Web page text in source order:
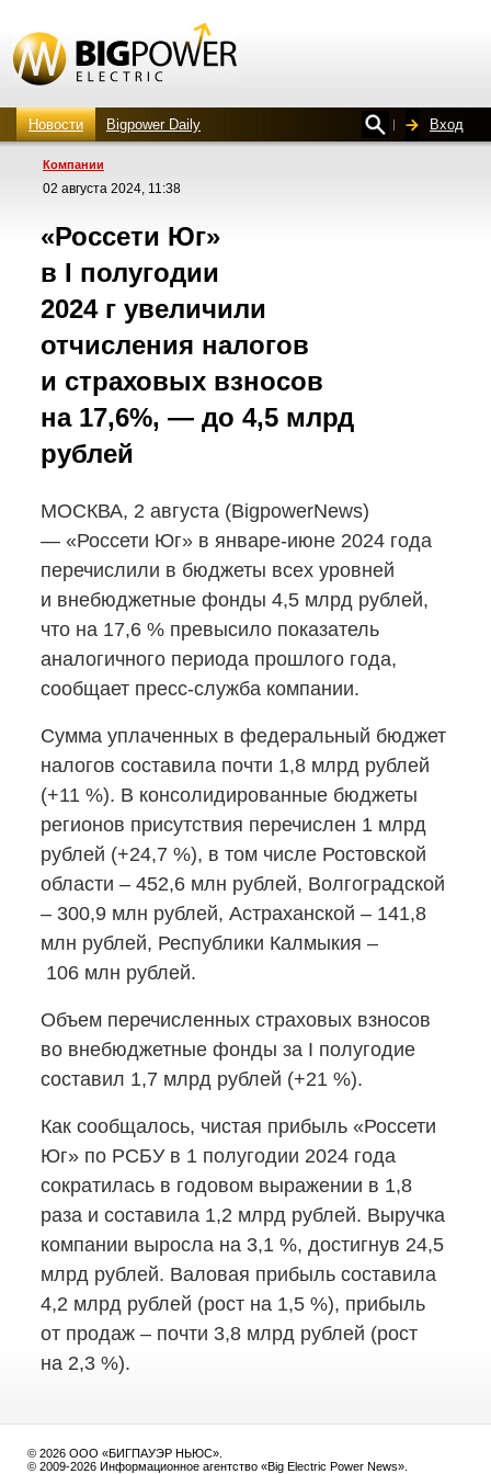
Новости Bigpower Daily Вход
Компании
02 августа 2024, 11:38
«Россети Юг»
в I полугодии
2024 г увеличили
отчисления налогов
и страховых взносов
на 17,6%, — до 4,5 млрд
рублей
МОСКВА, 2 августа (BigpowerNews)
— «Россети Юг» в январе-июне 2024 года
перечислили в бюджеты всех уровней
и внебюджетные фонды 4,5 млрд рублей,
что на 17,6 % превысило показатель
аналогичного периода прошлого года,
сообщает пресс-служба компании.
Сумма уплаченных в федеральный бюджет
налогов составила почти 1,8 млрд рублей
(+11 %). В консолидированные бюджеты
регионов присутствия перечислен 1 млрд
рублей (+24,7 %), в том числе Ростовской
области – 452,6 млн рублей, Волгоградской
– 300,9 млн рублей, Астраханской – 141,8
млн рублей, Республики Калмыкия –
106 млн рублей.
Объем перечисленных страховых взносов
во внебюджетные фонды за I полугодие
составил 1,7 млрд рублей (+21 %).
Как сообщалось, чистая прибыль «Россети
Юг» по РСБУ в 1 полугодии 2024 года
сократилась в годовом выражении в 1,8
раза и составила 1,2 млрд рублей. Выручка
компании выросла на 3,1 %, достигнув 24,5
млрд рублей. Валовая прибыль составила
4,2 млрд рублей (рост на 1,5 %), прибыль
от продаж – почти 3,8 млрд рублей (рост
на 2,3 %).
© 2026 ООО «БИГПАУЭР НЬЮС».
© 2009-2026 Информационное агентство «Big Electric Power News».